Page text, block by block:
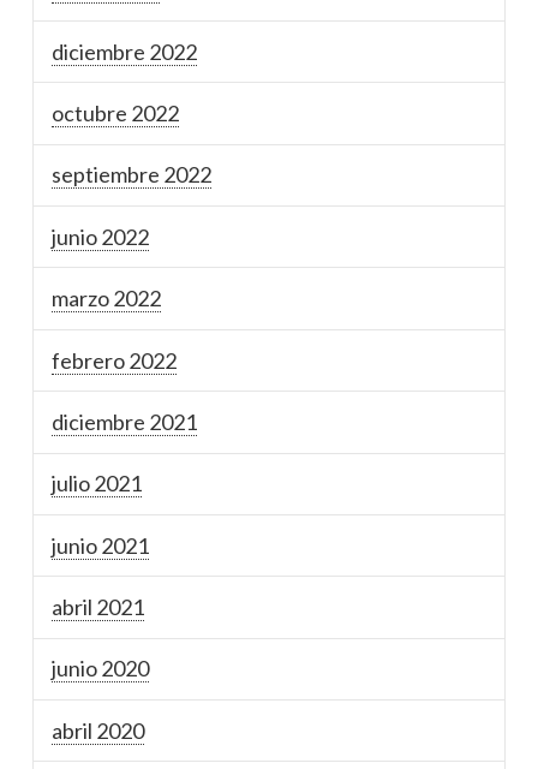
diciembre 2022
octubre 2022
septiembre 2022
junio 2022
marzo 2022
febrero 2022
diciembre 2021
julio 2021
junio 2021
abril 2021
junio 2020
abril 2020